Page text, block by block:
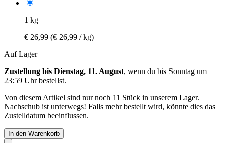
1 kg
€ 26,99 (€ 26,99 / kg)
Auf Lager
Zustellung bis Dienstag, 11. August, wenn du bis Sonntag um
23:59 Uhrbestellst.
Von diesem Artikel sind nur noch 11 Stück in unserem Lager.
Nachschub ist unterwegs! Falls mehr bestellt wird, könnte dies das
Zustelldatum beeinflussen.
In den Warenkorb